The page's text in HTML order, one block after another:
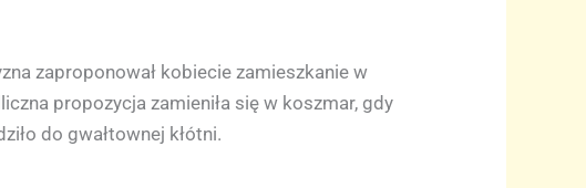
zaproponował kobiecie zamieszkanie w
propozycja zamieniła się w koszmar, gdy
do gwałtownej kłótni.